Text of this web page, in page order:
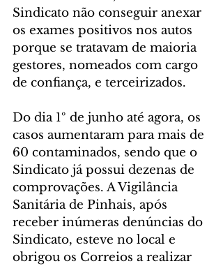
Sindicato não conseguir anexar
os exames positivos nos autos
porque se tratavam de maioria
gestores, nomeados com cargo
de confiança, e terceirizados.
Do dia 1º de junho até agora, os
casos aumentaram para mais de
60 contaminados, sendo que o
Sindicato já possui dezenas de
comprovações. A Vigilância
Sanitária de Pinhais, após
receber inúmeras denúncias do
Sindicato, esteve no local e
obrigou os Correios a realizar